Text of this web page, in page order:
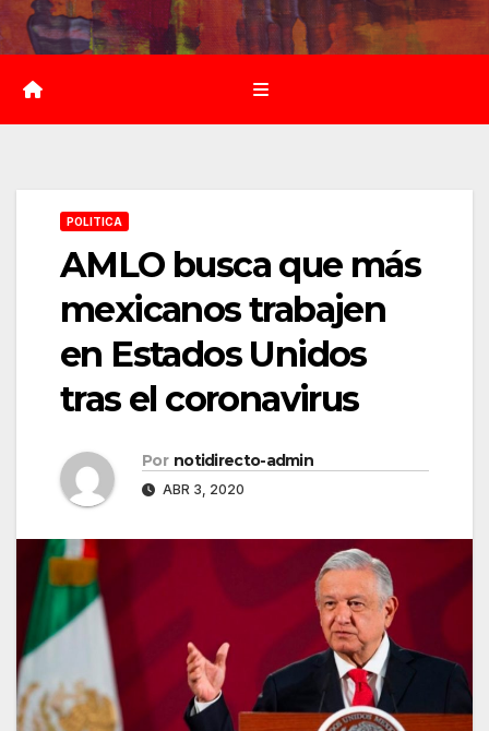
Saltar
al
contenido
POLITICA
AMLO busca que más
mexicanos trabajen
en Estados Unidos
tras el coronavirus
Por notidirecto-admin
ABR 3, 2020